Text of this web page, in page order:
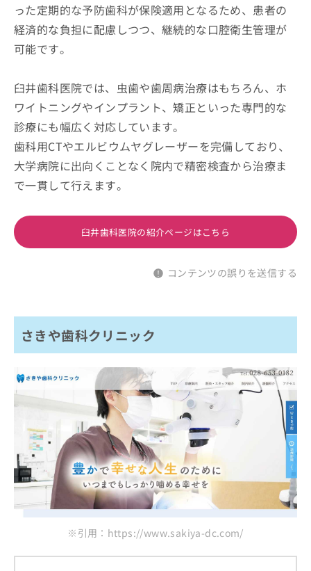
った定期的な予防歯科が保険適用となるため、患者の
経済的な負担に配慮しつつ、継続的な口腔衛生管理が
可能です。
臼井歯科医院では、虫歯や歯周病治療はもちろん、ホ
ワイトニングやインプラント、矯正といった専門的な
診療にも幅広く対応しています。
歯科用CTやエルビウムヤグレーザーを完備しており、
大学病院に出向くことなく院内で精密検査から治療ま
で一貫して行えます。
臼井歯科医院の紹介ページはこちら
コンテンツの誤りを送信する
さきや歯科クリニック
※引用：https://www.sakiya-dc.com/